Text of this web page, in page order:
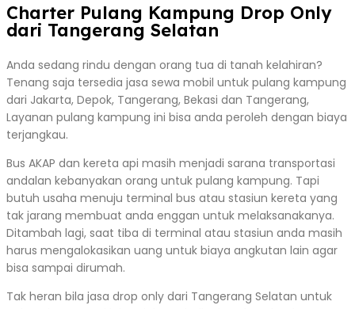
Charter Pulang Kampung Drop Only
dari Tangerang Selatan
Anda sedang rindu dengan orang tua di tanah kelahiran?
Tenang saja tersedia jasa sewa mobil untuk pulang kampung
dari Jakarta, Depok, Tangerang, Bekasi dan Tangerang,
Layanan pulang kampung ini bisa anda peroleh dengan biaya
terjangkau.
Bus AKAP dan kereta api masih menjadi sarana transportasi
andalan kebanyakan orang untuk pulang kampung. Tapi
butuh usaha menuju terminal bus atau stasiun kereta yang
tak jarang membuat anda enggan untuk melaksanakanya.
Ditambah lagi, saat tiba di terminal atau stasiun anda masih
harus mengalokasikan uang untuk biaya angkutan lain agar
bisa sampai dirumah.
Tak heran bila jasa drop only dari Tangerang Selatan untuk